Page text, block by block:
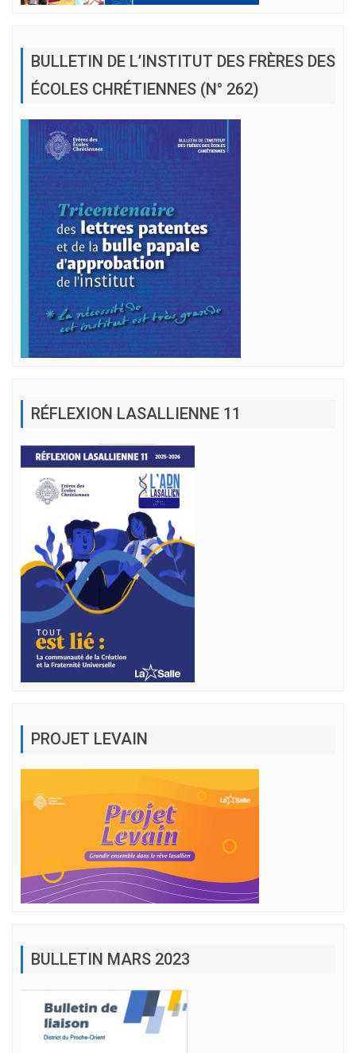
BULLETIN DE L’INSTITUT DES FRÈRES DES
ÉCOLES CHRÉTIENNES (N° 262)
RÉFLEXION LASALLIENNE 11
PROJET LEVAIN
BULLETIN MARS 2023